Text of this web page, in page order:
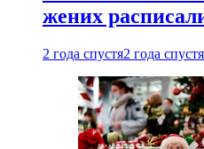
жених
2 года спустя2 года спустя